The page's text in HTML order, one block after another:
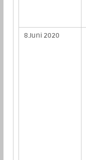
8.Juni 2020